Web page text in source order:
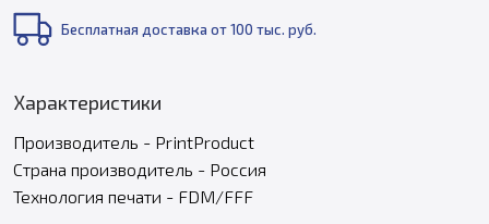
Бесплатная доставка от 100 тыс. руб.
Характеристики
Производитель - PrintProduct
Страна производитель - Россия
Технология печати - FDM/FFF